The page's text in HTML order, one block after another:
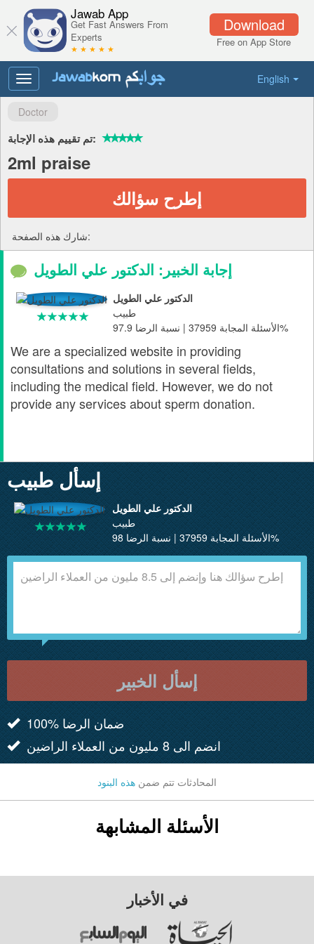
Download
Free on App Store
Jawab App
Get Fast Answers From
Experts
★ ★ ★ ★ ★
English
Toggle
navigation
Doctor
تم تقييم هذه الإجابة:
2ml praise
إطرح سؤالك
شارك هذه الصفحة:
إجابة الخبير: الدكتور علي الطويل
الدكتور علي الطويل
طبيب
الأسئلة المجابة 37959 | نسبة الرضا 97.9%
We are a specialized website in providing
consultations and solutions in several fields,
including the medical field. However, we do not
provide any services about sperm donation.
إسأل طبيب
الدكتور علي الطويل
طبيب
الأسئلة المجابة 37959 | نسبة الرضا 98%
إسأل الخبير
100% ضمان الرضا
انضم الى 8 مليون من العملاء الراضين
المحادثات تتم ضمن هذه البنود
الأسئلة المشابهة
في الأخبار